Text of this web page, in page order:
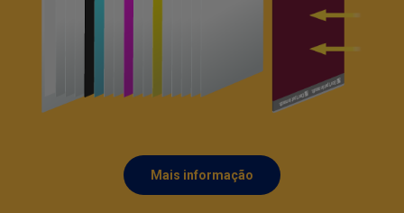
Mais informação